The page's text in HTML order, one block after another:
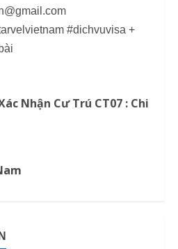
#dichvuvisa +
Nhận Cư Trú CT07 : Chi